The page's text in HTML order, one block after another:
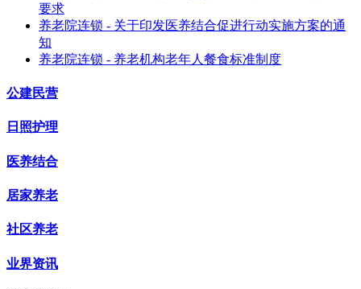
要求
养老院连锁 - 关于印发医养结合促进行动实施方案的通
知
养老院连锁 - 养老机构老年人餐食标准制度
公建民营
日照护理
医养结合
居家养老
社区养老
业界资讯